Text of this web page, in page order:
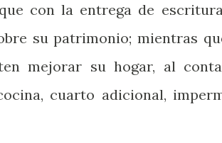
con la entrega de
su patrimonio; mientras
mejorar su hogar, al
cuarto adicional,